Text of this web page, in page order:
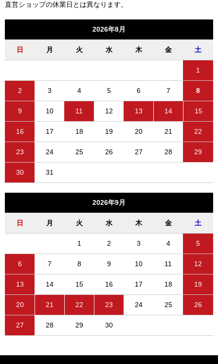
直営ショップの休業日とは異なります。
2026年8月
日 月 火 水 木 金 土
1
2 3 4 5 6 7 8
9 10 11 12 13 14 15
16 17 18 19 20 21 22
23 24 25 26 27 28 29
30 31
2026年9月
日 月 火 水 木 金 土
1 2 3 4 5
6 7 8 9 10 11 12
13 14 15 16 17 18 19
20 21 22 23 24 25 26
27 28 29 30